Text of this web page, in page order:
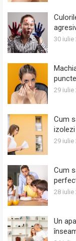
30 iulie
29 iulie
Cum
29 iulie
Cum
28 iulie
Un